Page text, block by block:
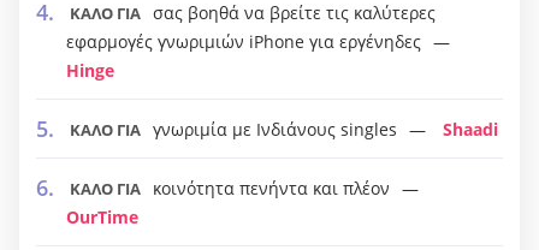
ΚΑΛΟ ΓΙΑ σας βοηθά να βρείτε τις καλύτερες
εφαρμογές γνωριμιών iPhone για εργένηδες
Hinge
ΚΑΛΟ ΓΙΑ γνωριμία με Ινδιάνους singles Shaadi
ΚΑΛΟ ΓΙΑ
κοινότητα πενήντα και πλέον
OurTime